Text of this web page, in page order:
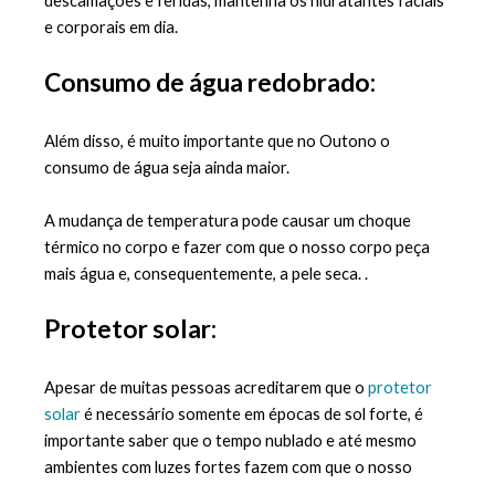
e corporais em dia.
Consumo de água redobrado:
Além disso, é muito importante que no Outono o
consumo de água seja ainda maior.
A mudança de temperatura pode causar um choque
térmico no corpo e fazer com que o nosso corpo peça
mais água e, consequentemente, a pele seca. .
Protetor solar:
Apesar de muitas pessoas acreditarem que o protetor
solar é necessário somente em épocas de sol forte, é
importante saber que o tempo nublado e até mesmo
ambientes com luzes fortes fazem com que o nosso